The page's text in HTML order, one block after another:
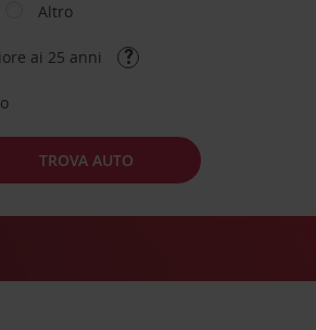
Altro
ai 25 anni
TROVA AUTO